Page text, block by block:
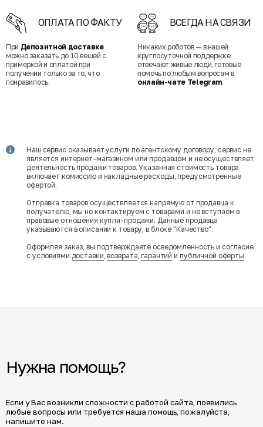
ОПЛАТА ПО ФАКТУ
При Депозитной доставке
можно заказать до 10 вещей с
примеркой и оплатой при
получении только за то, что
понравилось.
ВСЕГДА НА СВЯЗИ
Никаких роботов — в нашей
круглосуточной поддержке
отвечают живые люди, готовые
помочь по любым вопросам в
онлайн-чате Telegram.
Наш сервис оказывает услуги по агентскому договору, сервис не
является интернет-магазином или продавцом и не осуществляет
деятельность продажи товаров. Указанная стоимость товара
включает комиссию и накладные расходы, предусмотренные
офертой.
Отправка товаров осуществляется напрямую от продавца к
получателю, мы не контактируем с товарами и не вступаем в
правовые отношения купли-продажи. Данные продавца
указываются в описании к товару, в блоке "Качество".
Оформляя заказ, вы подтверждаете осведомленность и согласие
с условиями доставки,возврата,гарантий и публичной оферты.
Нужна помощь?
Если у Вас возникли сложности с работой сайта, появились
любые вопросы или требуется наша помощь, пожалуйста,
напишите нам.